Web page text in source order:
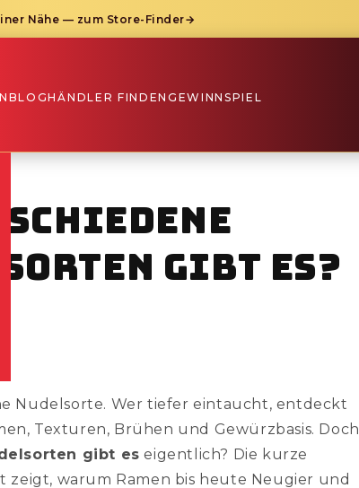
Nähe — zum Store-Finder→
BLOGHÄNDLER FINDENGEWINNSPIEL
gibt es?
Nudelsorte. Wer tiefer eintaucht, entdeckt
Texturen, Brühen und Gewürzbasis. Doch
gibt es eigentlich? Die kurze
zeigt, warum Ramen bis heute Neugier und